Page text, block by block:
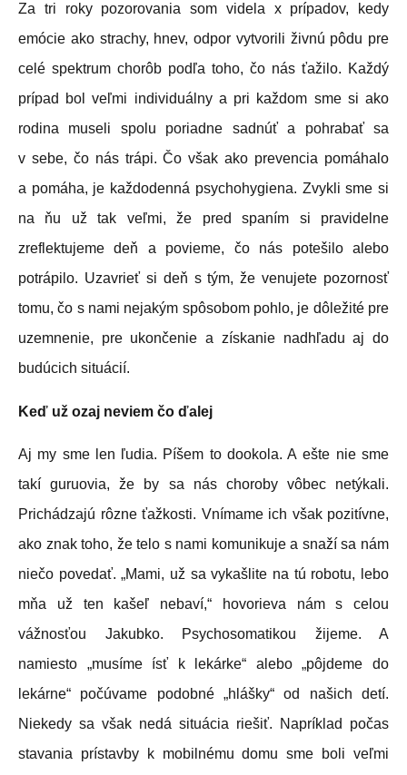
Za tri roky pozorovania som videla x prípadov, kedy
emócie ako strachy, hnev, odpor vytvorili živnú pôdu pre
celé spektrum chorôb podľa toho, čo nás ťažilo. Každý
prípad bol veľmi individuálny a pri každom sme si ako
rodina museli spolu poriadne sadnúť a pohrabať sa
v sebe, čo nás trápi. Čo však ako prevencia pomáhalo
a pomáha, je každodenná psychohygiena. Zvykli sme si
na ňu už tak veľmi, že pred spaním si pravidelne
zreflektujeme deň a povieme, čo nás potešilo alebo
potrápilo. Uzavrieť si deň s tým, že venujete pozornosť
tomu, čo s nami nejakým spôsobom pohlo, je dôležité pre
uzemnenie, pre ukončenie a získanie nadhľadu aj do
budúcich situácií.
Keď už ozaj neviem čo ďalej
Aj my sme len ľudia. Píšem to dookola. A ešte nie sme
takí guruovia, že by sa nás choroby vôbec netýkali.
Prichádzajú rôzne ťažkosti. Vnímame ich však pozitívne,
ako znak toho, že telo s nami komunikuje a snaží sa nám
niečo povedať. „Mami, už sa vykašlite na tú robotu, lebo
mňa už ten kašeľ nebaví,“ hovorieva nám s celou
vážnosťou Jakubko. Psychosomatikou žijeme. A
namiesto „musíme ísť k lekárke“ alebo „pôjdeme do
lekárne“ počúvame podobné „hlášky“ od našich detí.
Niekedy sa však nedá situácia riešiť. Napríklad počas
stavania prístavby k mobilnému domu sme boli veľmi